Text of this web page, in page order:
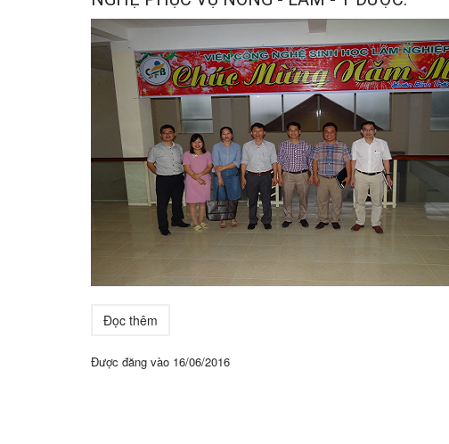
Đọc thêm
Được đăng vào 16/06/2016